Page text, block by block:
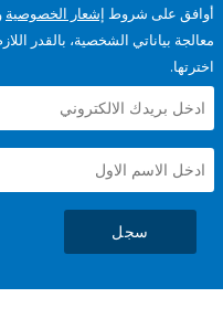
شروطإشعار الخصوصيةوأوافق
الشخصية، بالقدر اللازم،